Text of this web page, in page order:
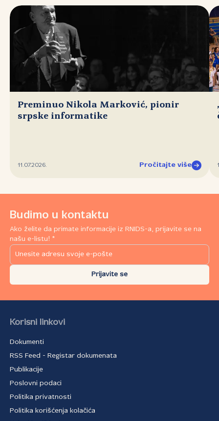
Preminuo Nikola Marković, pionir
srpske informatike
11.07.2026. Pročitajte više
Budimo u kontaktu
Ako želite da primate informacije iz RNIDS-a, prijavite se na
našu e-listu! *
Prijavite se
Korisni linkovi
Dokumenti
RSS Feed - Registar dokumenata
Publikacije
Poslovni podaci
Politika privatnosti
Politika korišćenja kolačića